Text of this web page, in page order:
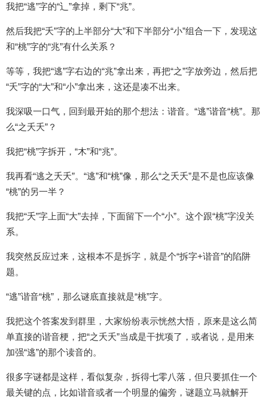
我把“逃”字的“辶”拿掉，剩下“兆”。
然后我把“夭”字的上半部分“大”和下半部分“小”组合一下，发现这
和“桃”字的“兆”有什么关系？
等等，我把“逃”字右边的“兆”拿出来，再把“之”字放旁边，然后把
“夭”字的“大”和“小”拿出来，这还是凑不出来。
我深吸一口气，回到最开始的那个想法：谐音。“逃”谐音“桃”。那
么“之夭夭”？
我把“桃”字拆开，“木”和“兆”。
我再看“逃之夭夭”。“逃”和“桃”像，那么“之夭夭”是不是也应该像
“桃”的另一半？
我把“夭”字上面“大”去掉，下面留下一个“小”。这个跟“桃”字没关
系。
我突然反应过来，这根本不是拆字，就是个“拆字+谐音”的陷阱
题。
“逃”谐音“桃”，那么谜底直接就是“桃”字。
我把这个答案发到群里，大家纷纷表示恍然大悟，原来是这么简
单直接的谐音梗，把“之夭夭”当成是干扰项了，或者说，是用来
加强“逃”的那个读音的。
很多字谜都是这样，看似复杂，拆得七零八落，但只要抓住一个
最关键的点，比如谐音或者一个明显的偏旁，谜题立马就解开